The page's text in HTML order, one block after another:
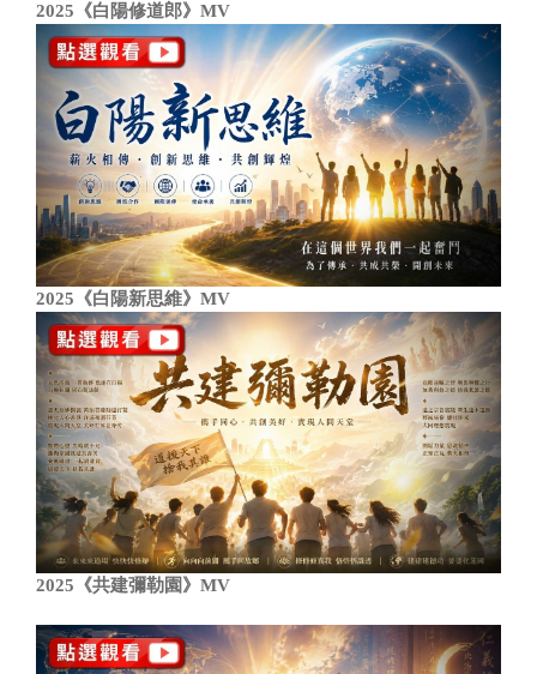
2025《白陽修道郎》MV
2025《白陽新思維》MV
2025《共建彌勒園》MV